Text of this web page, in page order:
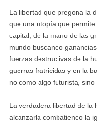
La libertad que pregona la
que una utopía que
capital, de la mano de las
mundo buscando
fuerzas destructivas de la
guerras fratricidas y en la
no como algo futurista, sino
La verdadera libertad de la
alcanzarla combatiendo la